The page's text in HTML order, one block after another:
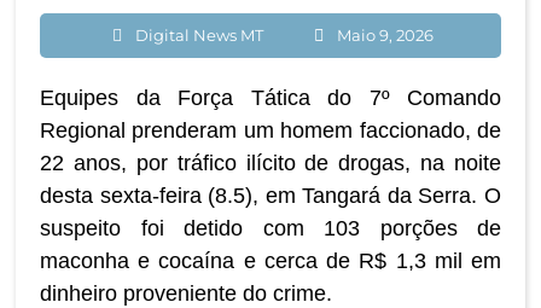
Digital News MT Maio 9, 2026
Equipes da Força Tática do 7º Comando
Regional prenderam um homem faccionado, de
22 anos, por tráfico ilícito de drogas, na noite
desta sexta-feira (8.5), em Tangará da Serra. O
suspeito foi detido com 103 porções de
maconha e cocaína e cerca de R$ 1,3 mil em
dinheiro proveniente do crime.